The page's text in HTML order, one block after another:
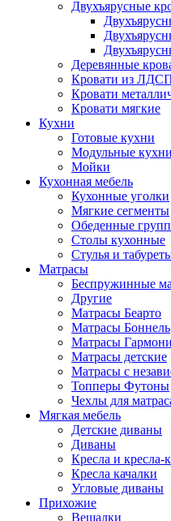
Двухъярусные
Деревянные
Кровати из
Кровати
Кровати мягкие
Кухни
Готовые кухни
Модульные кухни
Мойки
Кухонная мебель
Кухонные уголки
Мягкие сегменты
Обеденные
Столы кухонные
Стулья и
Матрасы
Беспружинные
Другие
Матрасы Беарто
Матрасы Боннель
Матрасы
Матрасы детские
Матрасы с
Топперы Футоны
Чехлы для
Мягкая мебель
Детские диваны
Диваны
Кресла и кресла-
Кресла качалки
Угловые диваны
Прихожие
Вешалки